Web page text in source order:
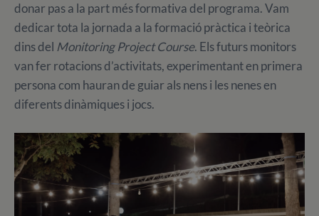
donar pas a la part més formativa del programa. Vam
dedicar tota la jornada a la formació pràctica i teòrica
dins del Monitoring Project Course. Els futurs monitors
van fer rotacions d’activitats, experimentant en primera
persona com hauran de guiar als nens i les nenes en
diferents dinàmiques i jocs.